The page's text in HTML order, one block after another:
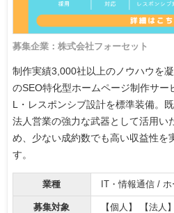
募集企業：株式会社フォーセット
制作実績3,000社以上のノウハウを
のSEO特化型ホームページ制作サー
L・レスポンシブ設計を標準装備。
法人営業の強力な武器として活用い
め、少ない成約数でも高い収益性を
す。
業種 IT・情報通信 /
募集対象 【個人】 【法人】